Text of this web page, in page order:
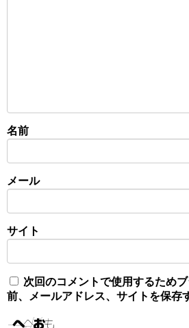
名前
メール
サイト
次回のコメントで使用するため
前、メールアドレス、サイトを保存